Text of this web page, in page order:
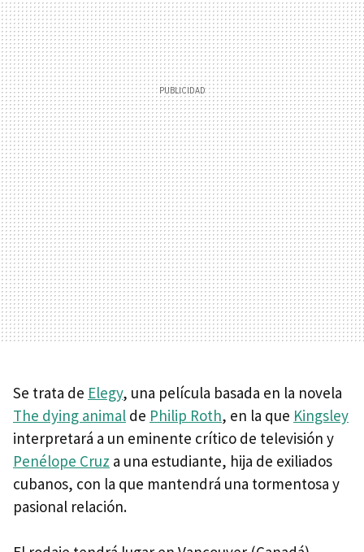
Se trata de Elegy, una película basada en la novela
The dying animal de Philip Roth, en la que Kingsley
interpretará a un eminente crítico de televisión y
Penélope Cruz a una estudiante, hija de exiliados
cubanos, con la que mantendrá una tormentosa y
pasional relación.